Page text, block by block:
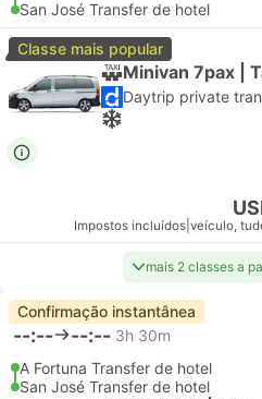
San José Transfer de hotel
Classe mais popular
Minivan 7pax |
Impostos incluídos veículo,
mais 2 classes a
Confirmação instantânea
--:-- --:-- 3h 30m
A Fortuna Transfer de hotel
San José Transfer de hotel